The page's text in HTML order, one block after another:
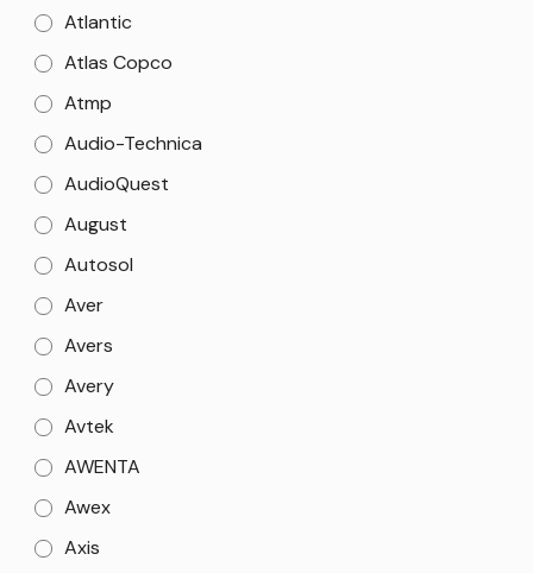
Atlantic
Atlas Copco
Atmp
Audio-Technica
AudioQuest
August
Autosol
Aver
Avers
Avery
Avtek
AWENTA
Awex
Axis